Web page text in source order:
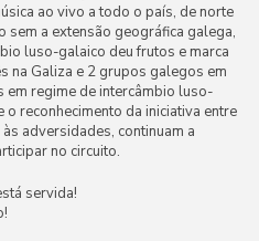
ao vivo a todo o país, de norte
sem a extensão geográfica galega,
luso-galaico deu frutos e marca
na Galiza e 2 grupos galegos em
em regime de intercâmbio luso-
reconhecimento da iniciativa entre
adversidades, continuam a
no circuito.
servida!